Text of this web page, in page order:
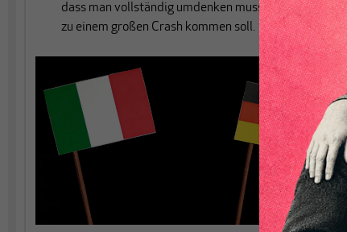
dass man vollständig umdenken muss, wenn es nicht
zu einem großen Crash kommen soll.